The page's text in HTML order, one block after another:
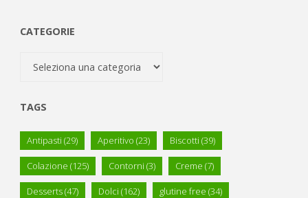
CATEGORIE
TAGS
Antipasti (29) Aperitivo (23) Biscotti (39)
Colazione (125) Contorni (3) Creme (7)
Desserts(47) Dolci (162) glutine free (34)